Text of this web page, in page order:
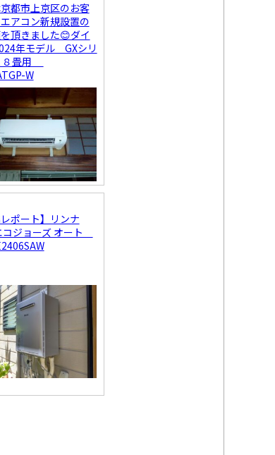
都市上京区のお客
アコン新規設置の
頂きました😊ダイ
年モデル GXシリ
８畳用
W
レポート】リンナ
ジョーズ オート